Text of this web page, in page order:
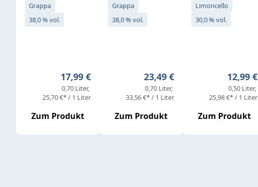
Grappa
38,0 % vol.
Regulärer Preis:
17,99 €
0,70 Liter
25,70 €* / 1 Liter
Zum Produkt
Grappa
38,0 % vol.
Regulärer Preis:
23,49 €
0,70 Liter
33,56 €* / 1 Liter
Zum Produkt
Limoncello
30,0 % vol.
12,99 €
0,50 Liter
25,98 €* / 1 Liter
Zum Produkt